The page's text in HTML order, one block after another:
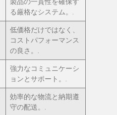
る厳格なシステム。.
低価格だけではなく、
コストパフォーマンス
の良さ。.
強力なコミュニケーシ
ョンとサポート。.
効率的な物流と納期遵
守の配送。.